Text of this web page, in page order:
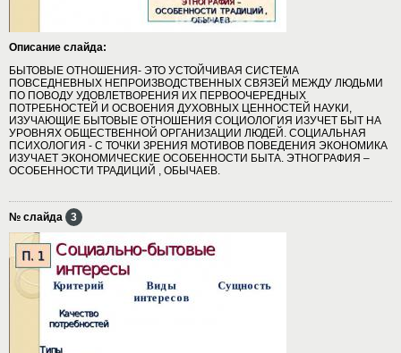
Описание слайда:
БЫТОВЫЕ ОТНОШЕНИЯ- ЭТО УСТОЙЧИВАЯ СИСТЕМА
ПОВСЕДНЕВНЫХ НЕПРОИЗВОДСТВЕННЫХ СВЯЗЕЙ МЕЖДУ ЛЮДЬМИ
ПО ПОВОДУ УДОВЛЕТВОРЕНИЯ ИХ ПЕРВООЧЕРЕДНЫХ
ПОТРЕБНОСТЕЙ И ОСВОЕНИЯ ДУХОВНЫХ ЦЕННОСТЕЙ НАУКИ,
ИЗУЧАЮЩИЕ БЫТОВЫЕ ОТНОШЕНИЯ СОЦИОЛОГИЯ ИЗУЧЕТ БЫТ НА
УРОВНЯХ ОБЩЕСТВЕННОЙ ОРГАНИЗАЦИИ ЛЮДЕЙ. СОЦИАЛЬНАЯ
ПСИХОЛОГИЯ - С ТОЧКИ ЗРЕНИЯ МОТИВОВ ПОВЕДЕНИЯ ЭКОНОМИКА
ИЗУЧАЕТ ЭКОНОМИЧЕСКИЕ ОСОБЕННОСТИ БЫТА. ЭТНОГРАФИЯ –
ОСОБЕННОСТИ ТРАДИЦИЙ , ОБЫЧАЕВ.
№ слайда 3